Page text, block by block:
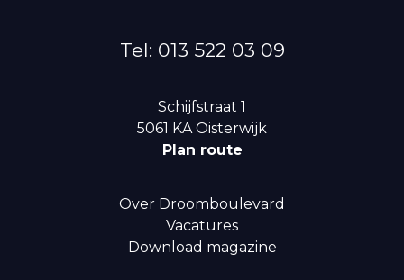
Tel: 013 522 03 09
Schijfstraat 1
5061 KA Oisterwijk
Plan route
Over Droomboulevard
Vacatures
Download magazine